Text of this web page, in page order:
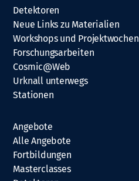
Detektoren
Neue Links zu Materialien
Workshops und Projektwochen
Forschungsarbeiten
Cosmic@Web
Urknall unterwegs
Stationen
Angebote
Alle Angebote
Fortbildungen
Masterclasses